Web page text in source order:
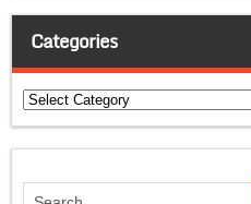
Categories
Categories